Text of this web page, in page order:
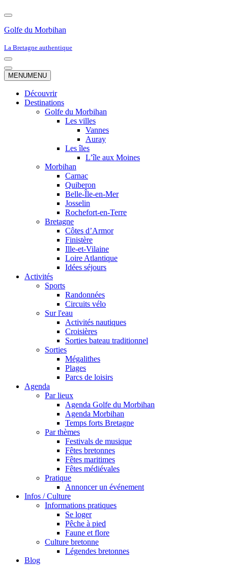
Golfe du Morbihan
La Bretagne authentique
Menu
de
navigation
Menu
de
MENUMENU
Découvrir
Destinations
Golfe du Morbihan
Les villes
Vannes
Auray
Les îles
L’île aux Moines
Morbihan
Carnac
Quiberon
Belle-Île-en-Mer
Josselin
Rochefort-en-Terre
Bretagne
Côtes d’Armor
Finistère
Ille-et-Vilaine
Loire Atlantique
Idées séjours
Activités
Sports
Randonnées
Circuits vélo
Sur l'eau
Activités nautiques
Croisières
Sorties bateau traditionnel
Sorties
Mégalithes
Plages
Parcs de loisirs
Agenda
Par lieux
Agenda Golfe du Morbihan
Agenda Morbihan
Temps forts Bretagne
Par thèmes
Festivals de musique
Fêtes bretonnes
Fêtes maritimes
Fêtes médiévales
Pratique
Annoncer un événement
Infos / Culture
Informations pratiques
Se loger
Pêche à pied
Faune et flore
Culture bretonne
Légendes bretonnes
Blog